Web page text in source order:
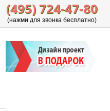
(495) 724-47-80
(нажми для звонка бесплатно)